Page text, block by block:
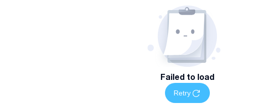
Failed to load
Retry